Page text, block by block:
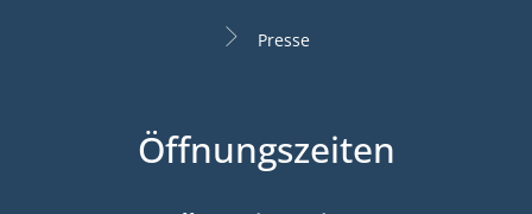
Presse
Öffnungszeiten